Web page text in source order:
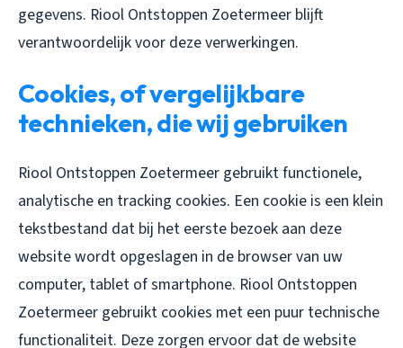
gegevens. Riool Ontstoppen Zoetermeer blijft
verantwoordelijk voor deze verwerkingen.
Cookies, of vergelijkbare
technieken, die wij gebruiken
Riool Ontstoppen Zoetermeer gebruikt functionele,
analytische en tracking cookies. Een cookie is een klein
tekstbestand dat bij het eerste bezoek aan deze
website wordt opgeslagen in de browser van uw
computer, tablet of smartphone. Riool Ontstoppen
Zoetermeer gebruikt cookies met een puur technische
functionaliteit. Deze zorgen ervoor dat de website